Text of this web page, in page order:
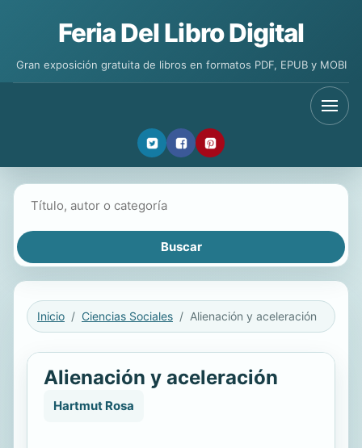
Feria Del Libro Digital
Gran exposición gratuita de libros en formatos PDF, EPUB y MOBI
Inicio Ciencias Sociales Alienación y aceleración
Alienación y aceleración
Hartmut Rosa